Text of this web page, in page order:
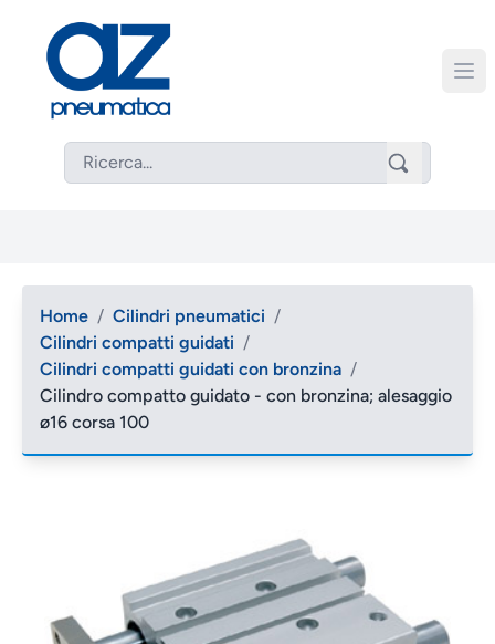
Home / Cilindri pneumatici /
Cilindri compatti guidati /
Cilindri compatti guidati con bronzina /
Cilindro compatto guidato - con bronzina; alesaggio
ø16 corsa 100